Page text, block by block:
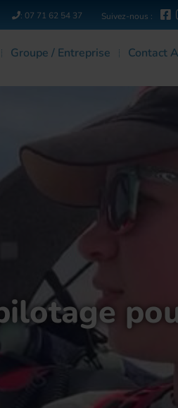
: 07 71 62 54 37 Suivez-nous :
Groupe / Entreprise Contact